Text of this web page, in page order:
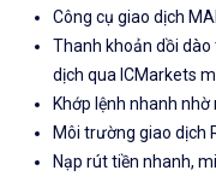
Công cụ giao dịch
Thanh khoản dồi dào
dịch qua ICMarkets
Khớp lệnh nhanh
Môi trường giao dịch
Nạp rút tiền nhanh,